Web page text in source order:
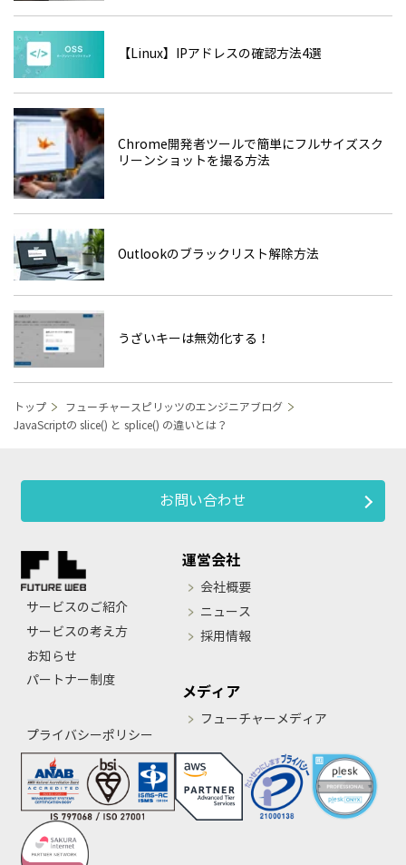
【Linux】IPアドレスの確認方法4選
Chrome開発者ツールで簡単にフルサイズスク
リーンショットを撮る方法
Outlookのブラックリスト解除方法
うざいキーは無効化する！
トップ
フューチャースピリッツのエンジニアブログ
JavaScriptの slice() と splice() の違いとは？
お問い合わせ
サービスのご紹介
サービスの考え方
お知らせ
パートナー制度
プライバシーポリシー
運営会社
会社概要
ニュース
採用情報
メディア
フューチャーメディア